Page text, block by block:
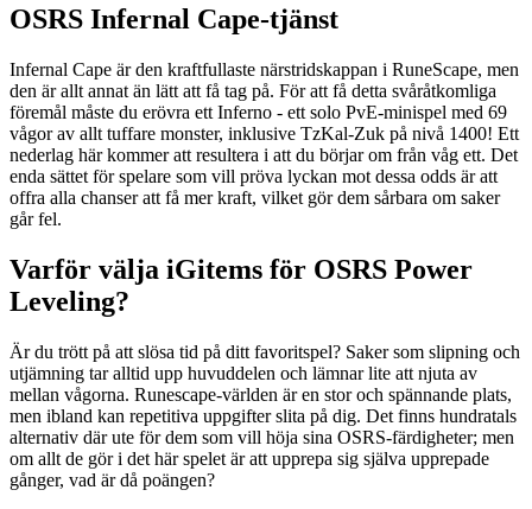
OSRS Infernal Cape-tjänst
Infernal Cape är den kraftfullaste närstridskappan i RuneScape, men
den är allt annat än lätt att få tag på. För att få detta svåråtkomliga
föremål måste du erövra ett Inferno - ett solo PvE-minispel med 69
vågor av allt tuffare monster, inklusive TzKal-Zuk på nivå 1400! Ett
nederlag här kommer att resultera i att du börjar om från våg ett. Det
enda sättet för spelare som vill pröva lyckan mot dessa odds är att
offra alla chanser att få mer kraft, vilket gör dem sårbara om saker
går fel.
Varför välja iGitems för OSRS Power
Leveling?
Är du trött på att slösa tid på ditt favoritspel? Saker som slipning och
utjämning tar alltid upp huvuddelen och lämnar lite att njuta av
mellan vågorna. Runescape-världen är en stor och spännande plats,
men ibland kan repetitiva uppgifter slita på dig. Det finns hundratals
alternativ där ute för dem som vill höja sina OSRS-färdigheter; men
om allt de gör i det här spelet är att upprepa sig själva upprepade
gånger, vad är då poängen?